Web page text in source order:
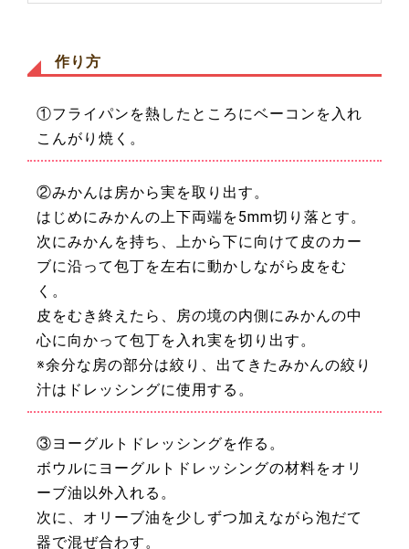
作り方
①フライパンを熱したところにベーコンを入れ
こんがり焼く。
②みかんは房から実を取り出す。
はじめにみかんの上下両端を5mm切り落とす。
次にみかんを持ち、上から下に向けて皮のカー
ブに沿って包丁を左右に動かしながら皮をむ
く。
皮をむき終えたら、房の境の内側にみかんの中
心に向かって包丁を入れ実を切り出す。
※余分な房の部分は絞り、出てきたみかんの絞り
汁はドレッシングに使用する。
③ヨーグルトドレッシングを作る。
ボウルにヨーグルトドレッシングの材料をオリ
ーブ油以外入れる。
次に、オリーブ油を少しずつ加えながら泡だて
器で混ぜ合わす。